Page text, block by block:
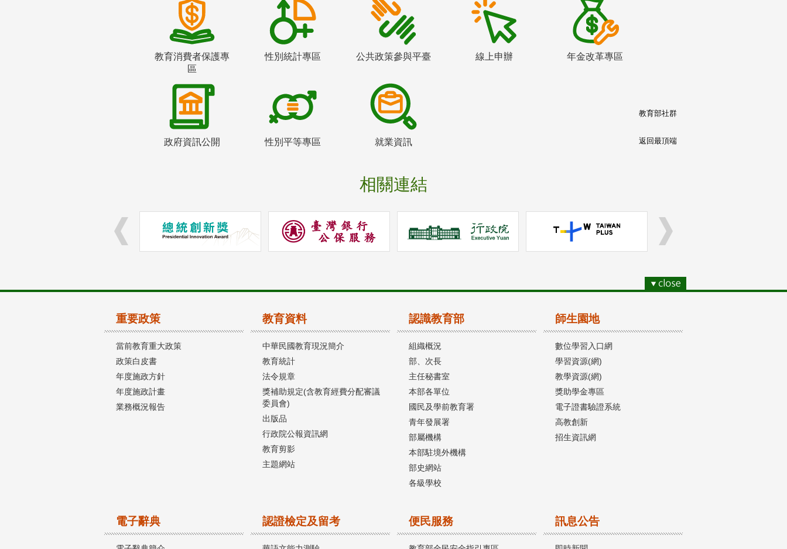
教育消費者保護專
區
性別統計專區 公共政策參與平臺 線上申辦 年金改革專區
政府資訊公開 性別平等專區 就業資訊
相關連結
教育部社群
返回最頂端
重要政策
當前教育重大政策
政策白皮書
年度施政方針
年度施政計畫
業務概況報告
教育資料
中華民國教育現況簡介
教育統計
法令規章
獎補助規定(含教育經費分配審議
委員會)
出版品
行政院公報資訊網
教育剪影
主題網站
認識教育部
組織概況
部、次長
主任秘書室
本部各單位
國民及學前教育署
青年發展署
部屬機構
本部駐境外機構
部史網站
各級學校
師生園地
數位學習入口網
學習資源(網)
教學資源(網)
獎助學金專區
電子證書驗證系統
高教創新
招生資訊網
電子辭典 認證檢定及留考 便民服務 訊息公告